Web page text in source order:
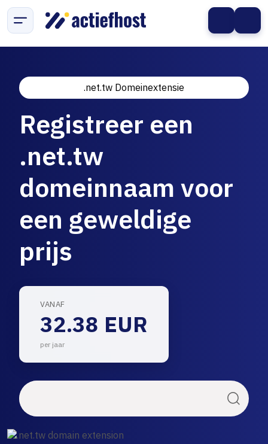
.net.tw Domeinextensie
Registreer een
.net.tw
domeinnaam voor
een geweldige
prijs
VANAF
32.38 EUR
per jaar